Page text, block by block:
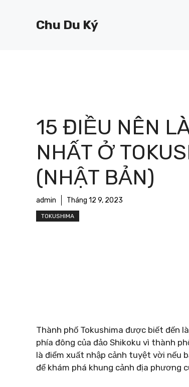
Chu Du Ký
15 ĐIỀU NÊN
NHẤT Ở
(NHẬT BẢN)
admin Tháng 12 9, 2023
TOKUSHIMA
Thành phố Tokushima được biết đến
phía đông của đảo Shikoku vì thành
là điểm xuất nhập cảnh tuyệt vời nếu
để khám phá khung cảnh địa phương